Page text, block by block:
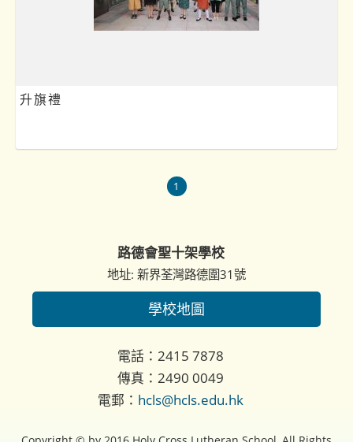
升旗禮
1
路德會聖十架學校
地址: 新界荃灣路德圍31號
學校地圖
電話：2415 7878
傳真：2490 0049
電郵： hcls@hcls.edu.hk